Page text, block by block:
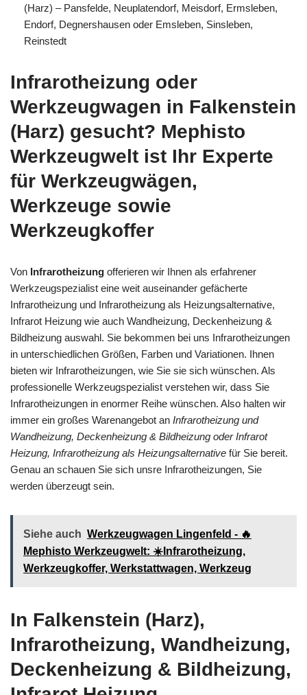
(Harz) – Pansfelde, Neuplatendorf, Meisdorf, Ermsleben,
Endorf, Degnershausen oder Emsleben, Sinsleben,
Reinstedt
Infrarotheizung oder
Werkzeugwagen in Falkenstein
(Harz) gesucht? Mephisto
Werkzeugwelt ist Ihr Experte
für Werkzeugwägen,
Werkzeuge sowie
Werkzeugkoffer
Von Infrarotheizung offerieren wir Ihnen als erfahrener
Werkzeugspezialist eine weit auseinander gefächerte
Infrarotheizung und Infrarotheizung als Heizungsalternative,
Infrarot Heizung wie auch Wandheizung, Deckenheizung &
Bildheizung auswahl. Sie bekommen bei uns Infrarotheizungen
in unterschiedlichen Größen, Farben und Variationen. Ihnen
bieten wir Infrarotheizungen, wie Sie sie sich wünschen. Als
professionelle Werkzeugspezialist verstehen wir, dass Sie
Infrarotheizungen in enormer Reihe wünschen. Also halten wir
immer ein großes Warenangebot an Infrarotheizung und
Wandheizung, Deckenheizung & Bildheizung oder Infrarot
Heizung, Infrarotheizung als Heizungsalternative für Sie bereit.
Genau an schauen Sie sich unsre Infrarotheizungen, Sie
werden überzeugt sein.
Siehe auch Werkzeugwagen Lingenfeld - 🔥
Mephisto Werkzeugwelt: ☀️Infrarotheizung,
Werkzeugkoffer, Werkstattwagen, Werkzeug
In Falkenstein (Harz),
Infrarotheizung, Wandheizung,
Deckenheizung & Bildheizung,